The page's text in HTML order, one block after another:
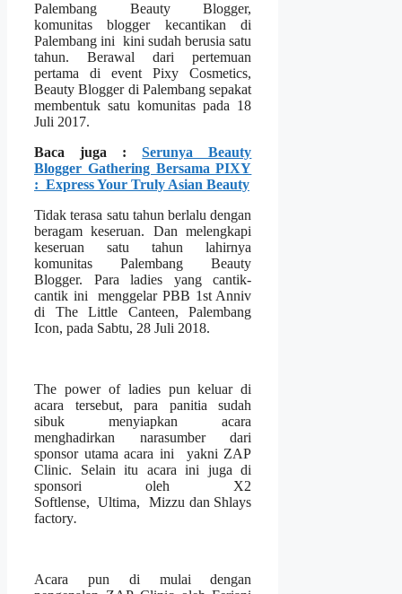
Palembang Beauty Blogger,
komunitas blogger kecantikan di
Palembang ini kini sudah berusia satu
tahun. Berawal dari pertemuan
pertama di event Pixy Cosmetics,
Beauty Blogger di Palembang sepakat
membentuk satu komunitas pada 18
Juli 2017.
Baca juga :Serunya Beauty
Blogger Gathering Bersama PIXY
: Express Your Truly Asian Beauty
Tidak terasa satu tahun berlalu dengan
beragam keseruan. Dan melengkapi
keseruan satu tahun lahirnya
komunitas Palembang Beauty
Blogger. Para ladies yang cantik-
cantik ini menggelar PBB 1st Anniv
di The Little Canteen, Palembang
Icon, pada Sabtu, 28 Juli 2018.
The power of ladies pun keluar di
acara tersebut, para panitia sudah
sibuk menyiapkan acara
menghadirkan narasumber dari
sponsor utama acara ini yakni ZAP
Clinic. Selain itu acara ini juga di
sponsori oleh X2
Softlense, Ultima, Mizzu dan Shlays
factory.
Acara pun di mulai dengan